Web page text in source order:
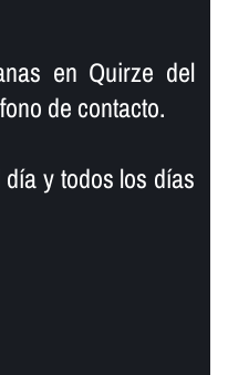
en Quirze del
de contacto.
y todos los dí­as